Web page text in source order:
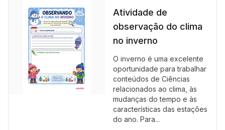
Atividade de
observação do clima
no inverno
O inverno é uma excelente
oportunidade para trabalhar
conteúdos de Ciências
relacionados ao clima, às
mudanças do tempo e às
características das estações
do ano. Para...